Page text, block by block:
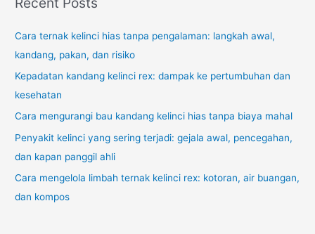
h
f
o
r
:
Cara ternak kelinci hias tanpa pengalaman: langkah awal,
kandang, pakan, dan risiko
Kepadatan kandang kelinci rex: dampak ke pertumbuhan dan
kesehatan
Cara mengurangi bau kandang kelinci hias tanpa biaya mahal
Penyakit kelinci yang sering terjadi: gejala awal, pencegahan,
dan kapan panggil ahli
Cara mengelola limbah ternak kelinci rex: kotoran, air buangan,
dan kompos